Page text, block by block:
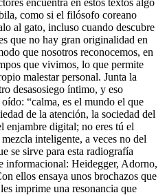
como si el filósofo coreano
al gato, incluso cuando descubre
que no hay gran originalidad en
que nosotros reconocemos, en
que vivimos, lo que permite
malestar personal. Junta la
desasosiego íntimo, y eso
“calma, es el mundo el que
de la atención, la sociedad del
enjambre digital; no eres tú el
inteligente, a veces no del
se sirve para esta radiografía
informacional: Heidegger, Adorno,
ellos ensaya unos brochazos que
imprime una resonancia que